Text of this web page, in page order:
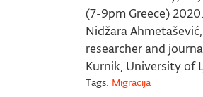
(7-9pm Greece)
Nidžara
researcher and
Kurnik, University of
Tags: Migracija